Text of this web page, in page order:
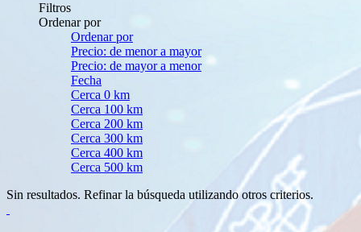
Filtros
Ordenar por
Ordenar por
Precio: de menor a mayor
Precio: de mayor a menor
Fecha
Cerca 0 km
Cerca 100 km
Cerca 200 km
Cerca 300 km
Cerca 400 km
Cerca 500 km
Sin resultados. Refinar la búsqueda utilizando otros criterios.